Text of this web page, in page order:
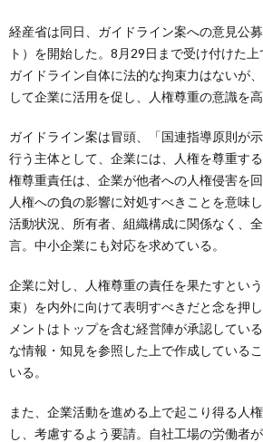
経産省は同日、ガイドライン案への意見公
ト）を開始した。8月29日まで受け付けた上
ガイドライン自体に法的な拘束力はないが
して企業に活用を促し、人権尊重の意識を
ガイドライン案は冒頭、「国連指導原則が
行う主体として、企業には、人権を尊重す
権尊重責任は、企業が他者への人権侵害を
人権への負の影響に対処すべきことを意味
活動状況、所有者、組織構成に関係なく、
言。中小企業にも対応を求めている。
企業に対し、人権尊重の責任を果たすとい
束）を内外に向けて表明すべきだと念を押
メントはトップを含む経営陣が承認してい
な情報・知見を参照した上で作成している
いる。
また、企業活動を進める上で起こり得る人
し、考慮するよう要請。自社工場の労働者